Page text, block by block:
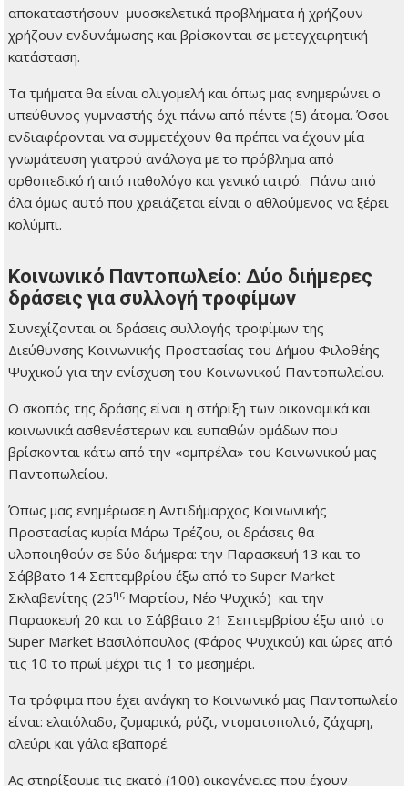
αποκαταστήσουν μυοσκελετικά προβλήματα ή χρήζουν
χρήζουν ενδυνάμωσης και βρίσκονται σε μετεγχειρητική
κατάσταση.
Τα τμήματα θα είναι ολιγομελή και όπως μας ενημερώνει ο
υπεύθυνος γυμναστής όχι πάνω από πέντε (5) άτομα. Όσοι
ενδιαφέρονται να συμμετέχουν θα πρέπει να έχουν μία
γνωμάτευση γιατρού ανάλογα με το πρόβλημα από
ορθοπεδικό ή από παθολόγο και γενικό ιατρό. Πάνω από
όλα όμως αυτό που χρειάζεται είναι ο αθλούμενος να ξέρει
κολύμπι.
Κοινωνικό Παντοπωλείο: Δύο διήμερες
δράσεις για συλλογή τροφίμων
Συνεχίζονται οι δράσεις συλλογής τροφίμων της
Διεύθυνσης Κοινωνικής Προστασίας του Δήμου Φιλοθέης-
Ψυχικού για την ενίσχυση του Κοινωνικού Παντοπωλείου.
Ο σκοπός της δράσης είναι η στήριξη των οικονομικά και
κοινωνικά ασθενέστερων και ευπαθών ομάδων που
βρίσκονται κάτω από την «ομπρέλα» του Κοινωνικού μας
Παντοπωλείου.
Όπως μας ενημέρωσε η Αντιδήμαρχος Κοινωνικής
Προστασίας κυρία Μάρω Τρέζου, οι δράσεις θα
υλοποιηθούν σε δύο διήμερα: την Παρασκευή 13 και το
Σάββατο 14 Σεπτεμβρίου έξω από το Super Market
Σκλαβενίτης (25ης Μαρτίου, Νέο Ψυχικό) και την
Παρασκευή 20 και το Σάββατο 21 Σεπτεμβρίου έξω από το
Super Market Βασιλόπουλος (Φάρος Ψυχικού) και ώρες από
τις 10 το πρωί μέχρι τις 1 το μεσημέρι.
Τα τρόφιμα που έχει ανάγκη το Κοινωνικό μας Παντοπωλείο
είναι: ελαιόλαδο, ζυμαρικά, ρύζι, ντοματοπολτό, ζάχαρη,
αλεύρι και γάλα εβαπορέ.
Ας στηρίξουμε τις εκατό (100) οικογένειες που έχουν